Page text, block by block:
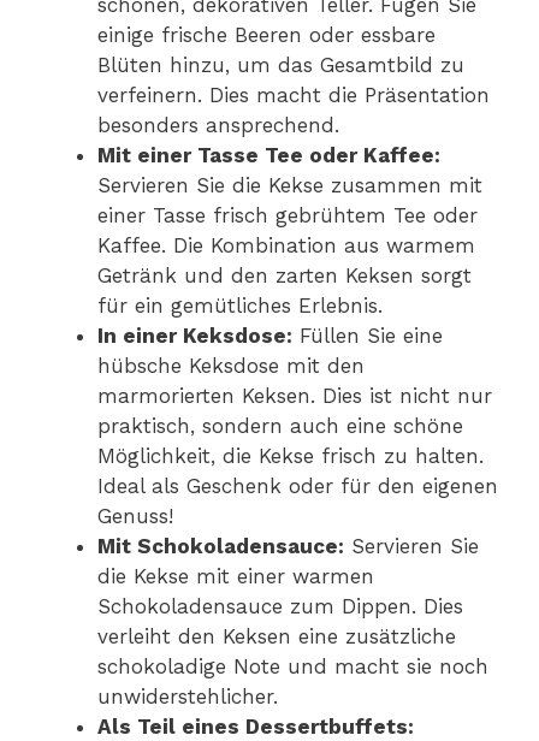
schönen, dekorativen Teller. Fügen Sie
einige frische Beeren oder essbare
Blüten hinzu, um das Gesamtbild zu
verfeinern. Dies macht die Präsentation
besonders ansprechend.
Mit einer Tasse Tee oder Kaffee:
Servieren Sie die Kekse zusammen mit
einer Tasse frisch gebrühtem Tee oder
Kaffee. Die Kombination aus warmem
Getränk und den zarten Keksen sorgt
für ein gemütliches Erlebnis.
In einer Keksdose: Füllen Sie eine
hübsche Keksdose mit den
marmorierten Keksen. Dies ist nicht nur
praktisch, sondern auch eine schöne
Möglichkeit, die Kekse frisch zu halten.
Ideal als Geschenk oder für den eigenen
Genuss!
Mit Schokoladensauce: Servieren Sie
die Kekse mit einer warmen
Schokoladensauce zum Dippen. Dies
verleiht den Keksen eine zusätzliche
schokoladige Note und macht sie noch
unwiderstehlicher.
Als Teil eines Dessertbuffets: